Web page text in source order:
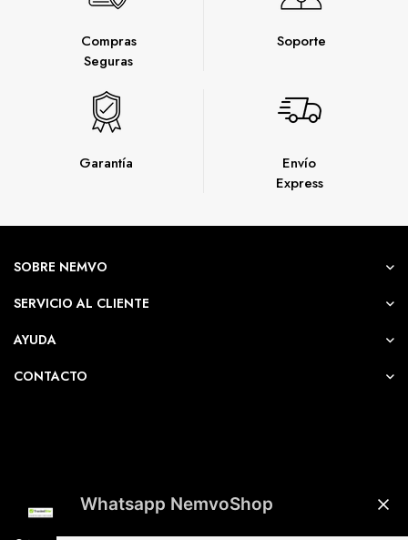
Garantía
Compras
Seguras
Envío
Express
Soporte
SOBRE NEMVO
SERVICIO AL CLIENTE
AYUDA
CONTACTO
Whatsapp NemvoShop